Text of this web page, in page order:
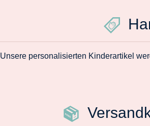
Unsere personalisierten Kinderartikel